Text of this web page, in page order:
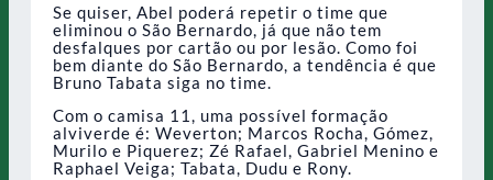
Se quiser, Abel poderá repetir o time que
eliminou o São Bernardo, já que não tem
desfalques por cartão ou por lesão. Como foi
bem diante do São Bernardo, a tendência é que
Bruno Tabata siga no time.
Com o camisa 11, uma possível formação
alviverde é: Weverton; Marcos Rocha, Gómez,
Murilo e Piquerez; Zé Rafael, Gabriel Menino e
Raphael Veiga; Tabata, Dudu e Rony.